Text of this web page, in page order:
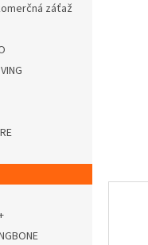
záťaž